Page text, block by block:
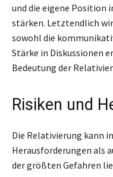
und die eigene Position
stärken. Letztendlich
sowohl die
Stärke in Diskussionen
Bedeutung der
Risiken und
Die Relativierung kann
Herausforderungen als
der größten Gefahren